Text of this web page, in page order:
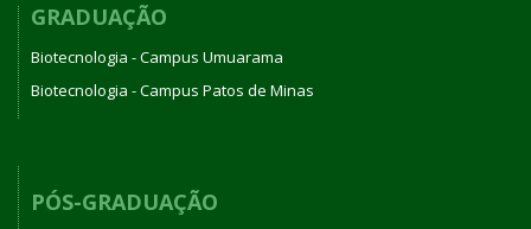
GRADUAÇÃO
Biotecnologia - Campus Umuarama
Biotecnologia - Campus Patos de Minas
PÓS-GRADUAÇÃO